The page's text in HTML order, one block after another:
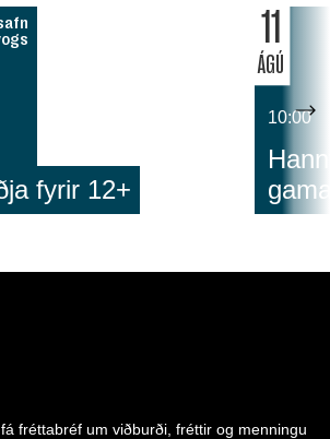
fyrir 12+
11
ÁGÚ
10:00
fréttabréf um viðburði, fréttir og menningu